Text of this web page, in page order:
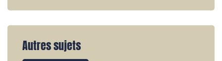
Autres sujets